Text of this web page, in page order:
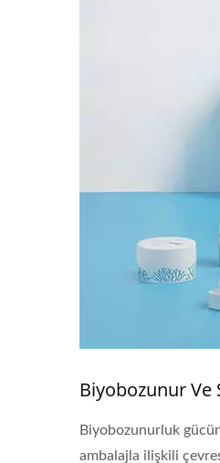
Biyobozunur
Biyobozunurluk
ambalajla ilişkili